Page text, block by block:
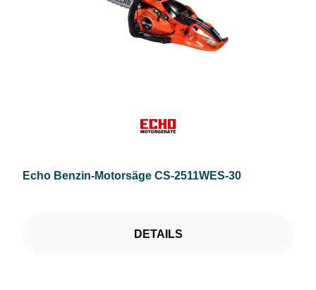
Echo Benzin-Motorsäge CS-2511WES-30
DETAILS